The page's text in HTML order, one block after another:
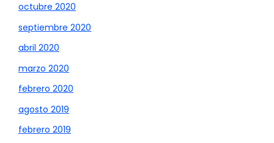
octubre 2020
septiembre 2020
abril 2020
marzo 2020
febrero 2020
agosto 2019
febrero 2019